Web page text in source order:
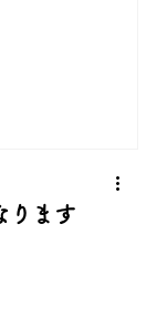
ります